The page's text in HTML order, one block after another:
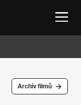
Archív filmů